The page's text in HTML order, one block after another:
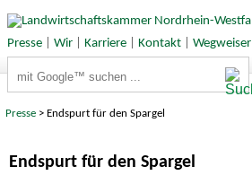
Presse| Wir| Karriere| Kontakt| Wegweiser
Presse > Endspurt für den Spargel
Endspurt für den Spargel